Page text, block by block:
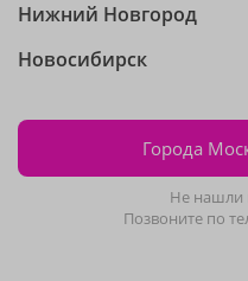
Нижний Новгород
Новосибирск
Города
Не нашли
Позвоните по